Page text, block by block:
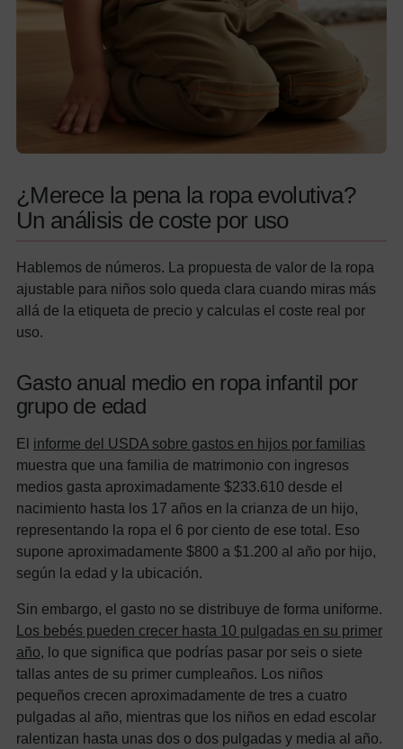
¿Merece la pena la ropa evolutiva?
Un análisis de coste por uso
Hablemos de números. La propuesta de valor de la ropa
ajustable para niños solo queda clara cuando miras más
allá de la etiqueta de precio y calculas el coste real por
uso.
Gasto anual medio en ropa infantil por
grupo de edad
El informe del USDA sobre gastos en hijos por familias
muestra que una familia de matrimonio con ingresos
medios gasta aproximadamente $233.610 desde el
nacimiento hasta los 17 años en la crianza de un hijo,
representando la ropa el 6 por ciento de ese total. Eso
supone aproximadamente $800 a $1.200 al año por hijo,
según la edad y la ubicación.
Sin embargo, el gasto no se distribuye de forma uniforme.
Los bebés pueden crecer hasta 10 pulgadas en su primer
año, lo que significa que podrías pasar por seis o siete
tallas antes de su primer cumpleaños. Los niños
pequeños crecen aproximadamente de tres a cuatro
pulgadas al año, mientras que los niños en edad escolar
ralentizan hasta unas dos o dos pulgadas y media al año.